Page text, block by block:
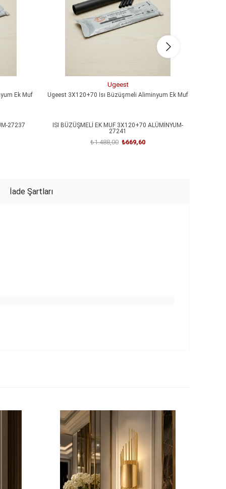
Ek Muf
27237
Ugeest
Ugeest 3X120+70 Isı Büzüşmeli Aliminyum Ek Muf
ISI BÜZÜŞMELİ EK MUF 3X120+70 ALÜMİNYUM-
27241
₺669,60
₺1.488,00
İade Şartları